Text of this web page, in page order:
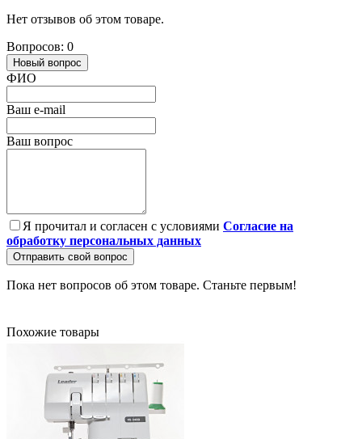
Нет отзывов об этом товаре.
Вопросов: 0
Новый вопрос
ФИО
Ваш e-mail
Ваш вопрос
Я прочитал и согласен с условиями Согласие на
обработку персональных данных
Отправить свой вопрос
Пока нет вопросов об этом товаре. Станьте первым!
Похожие товары